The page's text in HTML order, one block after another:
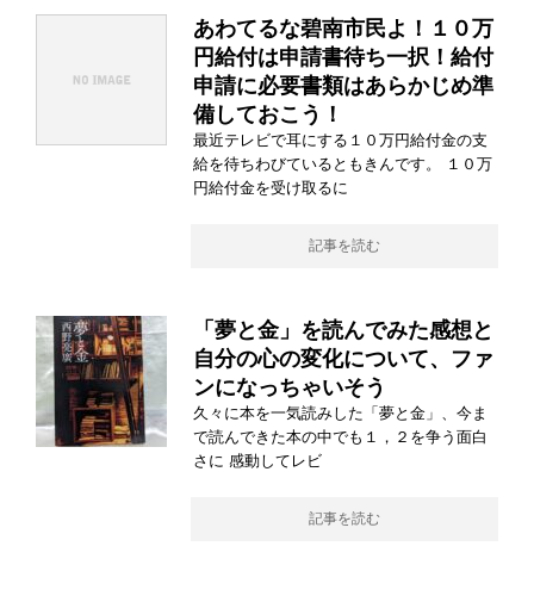
あわてるな碧南市民よ！１０万
円給付は申請書待ち一択！給付
申請に必要書類はあらかじめ準
備しておこう！
最近テレビで耳にする１０万円給付金の支
給を待ちわびているともきんです。 １０万
円給付金を受け取るに
記事を読む
「夢と金」を読んでみた感想と
自分の心の変化について、ファ
ンになっちゃいそう
久々に本を一気読みした「夢と金」、今ま
で読んできた本の中でも１，２を争う面白
さに 感動してレビ
記事を読む